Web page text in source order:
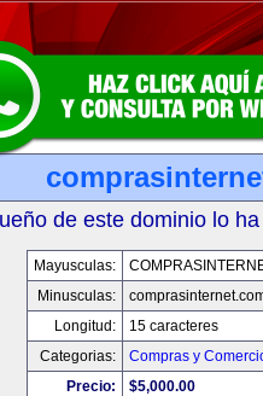
de este dominio lo
Mayusculas:
Minusculas:
Longitud:
15 caracteres
Categorias:
Compras y
Precio:
$5,000.00